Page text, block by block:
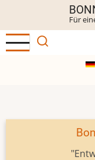
Inhalt
Für